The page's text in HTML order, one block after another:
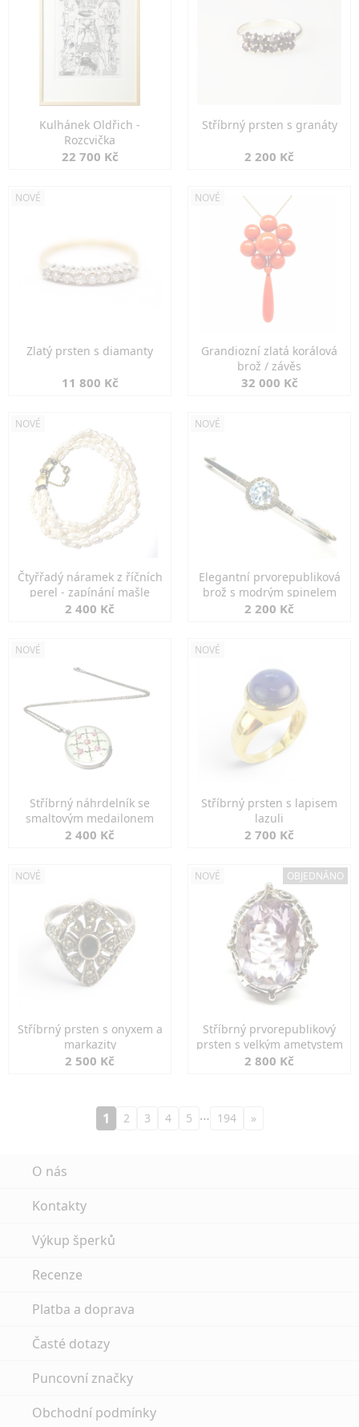
Kulhánek Oldřich -
Rozcvička
22 700 Kč
Stříbrný prsten s granáty
2 200 Kč
NOVÉ
Zlatý prsten s diamanty
11 800 Kč
NOVÉ
Grandiozní zlatá korálová
brož / závěs
32 000 Kč
NOVÉ
Čtyřřadý náramek z říčních
perel - zapínání mašle
2 400 Kč
NOVÉ
Elegantní prvorepubliková
brož s modrým spinelem
2 200 Kč
NOVÉ
Stříbrný náhrdelník se
smaltovým medailonem
2 400 Kč
NOVÉ
Stříbrný prsten s lapisem
lazuli
2 700 Kč
NOVÉ
Stříbrný prsten s onyxem a
markazity
2 500 Kč
NOVÉ OBJEDNÁNO
Stříbrný prvorepublikový
prsten s velkým ametystem
2 800 Kč
1 2 3 4 5 … 194 »
O nás
Kontakty
Výkup šperků
Recenze
Platba a doprava
Časté dotazy
Puncovní značky
Obchodní podmínky